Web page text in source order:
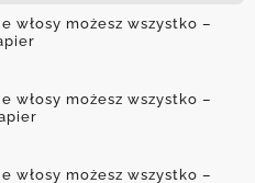
włosy możesz wszystko –
włosy możesz wszystko –
włosy możesz wszystko –